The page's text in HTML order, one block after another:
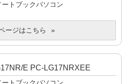
ートブックパソコン
ージはこちら
E PC-LG17NRXEE